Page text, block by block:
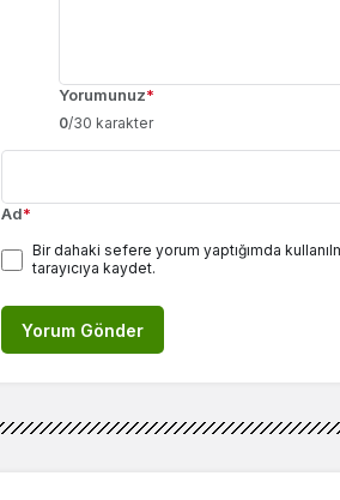
Yorumunuz*
0/30 karakter
Ad*
Bir dahaki sefere yorum yaptığımda
tarayıcıya kaydet.
Yorum Gönder